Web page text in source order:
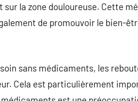
la zone douloureuse. Cette
de promouvoir le bien-
sans médicaments, les
Cela est particulièrement